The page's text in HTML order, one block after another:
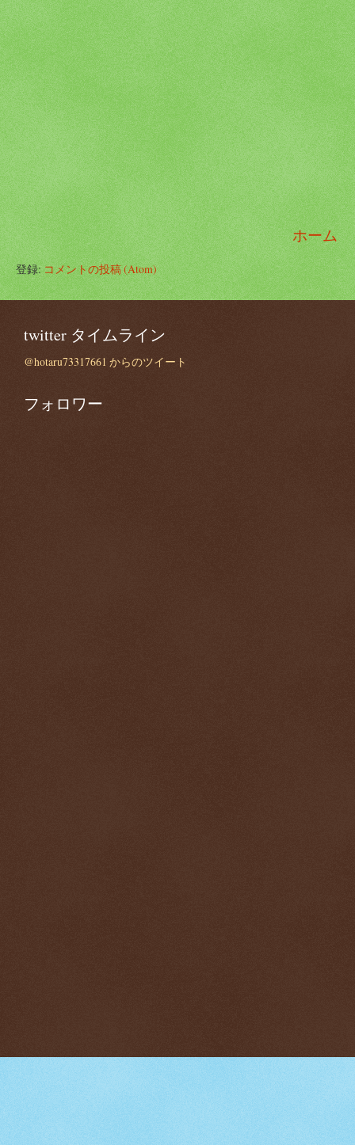
ホーム
登録:コメントの投稿 (Atom)
twitter タイムライン
@hotaru73317661 からのツイート
フォロワー